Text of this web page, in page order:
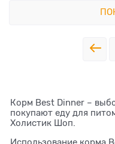
Корм Best Dinner –
покупают еду для
Холистик Шоп.
Использование корма